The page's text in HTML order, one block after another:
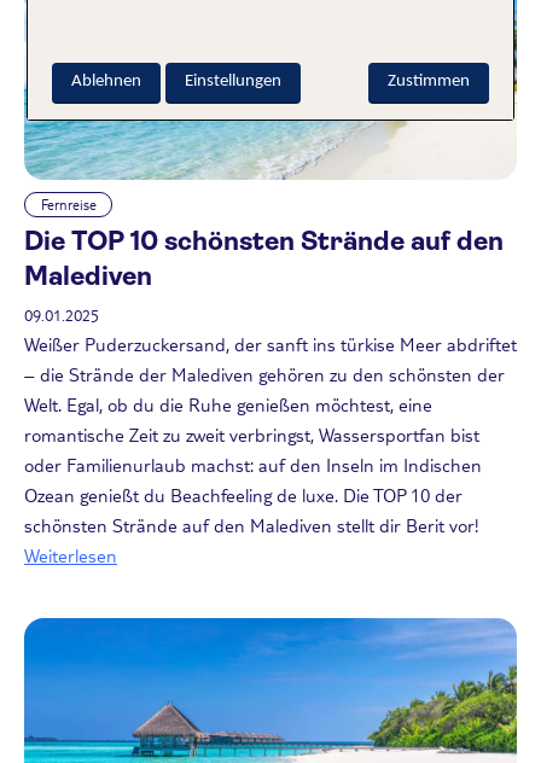
Fernreise
Die TOP 10 schönsten Strände auf den
Malediven
09.01.2025
Weißer Puderzuckersand, der sanft ins türkise Meer abdriftet
– die Strände der Malediven gehören zu den schönsten der
Welt. Egal, ob du die Ruhe genießen möchtest, eine
romantische Zeit zu zweit verbringst, Wassersportfan bist
oder Familienurlaub machst: auf den Inseln im Indischen
Ozean genießt du Beachfeeling de luxe. Die TOP 10 der
schönsten Strände auf den Malediven stellt dir Berit vor!
Weiterlesen
Zustimmen
Ablehnen Einstellungen